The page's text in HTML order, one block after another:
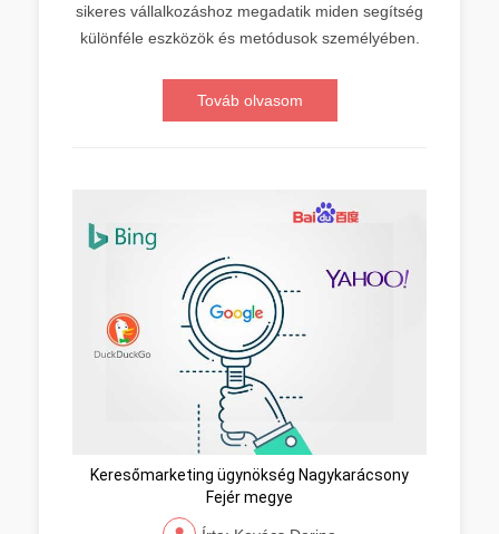
sikeres vállalkozáshoz megadatik miden segítség
különféle eszközök és metódusok személyében.
Továb olvasom
Keresőmarketing ügynökség Nagykarácsony
Fejér megye